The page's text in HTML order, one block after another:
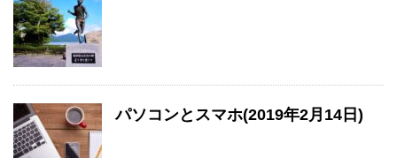
パソコンとスマホ(2019年2月14日)